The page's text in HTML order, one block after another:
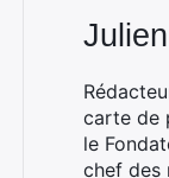
carte de
le
chef des